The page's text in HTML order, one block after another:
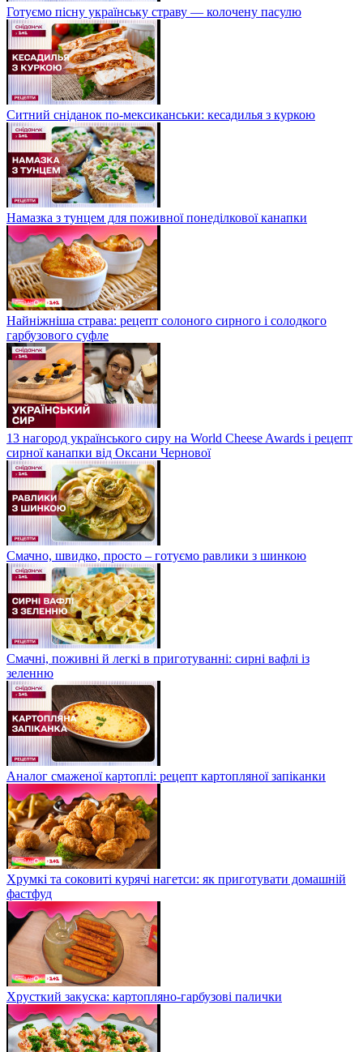
Готуємо пісну українську страву — колочену пасулю
Ситний сніданок по-мексиканськи: кесадилья з куркою
Намазка з тунцем для поживної понеділкової канапки
Найніжніша страва: рецепт солоного сирного і солодкого
гарбузового суфле
13 нагород українського сиру на World Cheese Awards і рецепт
сирної канапки від Оксани Чернової
Смачно, швидко, просто – готуємо равлики з шинкою
Смачні, поживні й легкі в приготуванні: сирні вафлі із
зеленню
Аналог смаженої картоплі: рецепт картопляної запіканки
Хрумкі та соковиті курячі нагетси: як приготувати домашній
фастфуд
Хрусткий закуска: картопляно-гарбузові палички